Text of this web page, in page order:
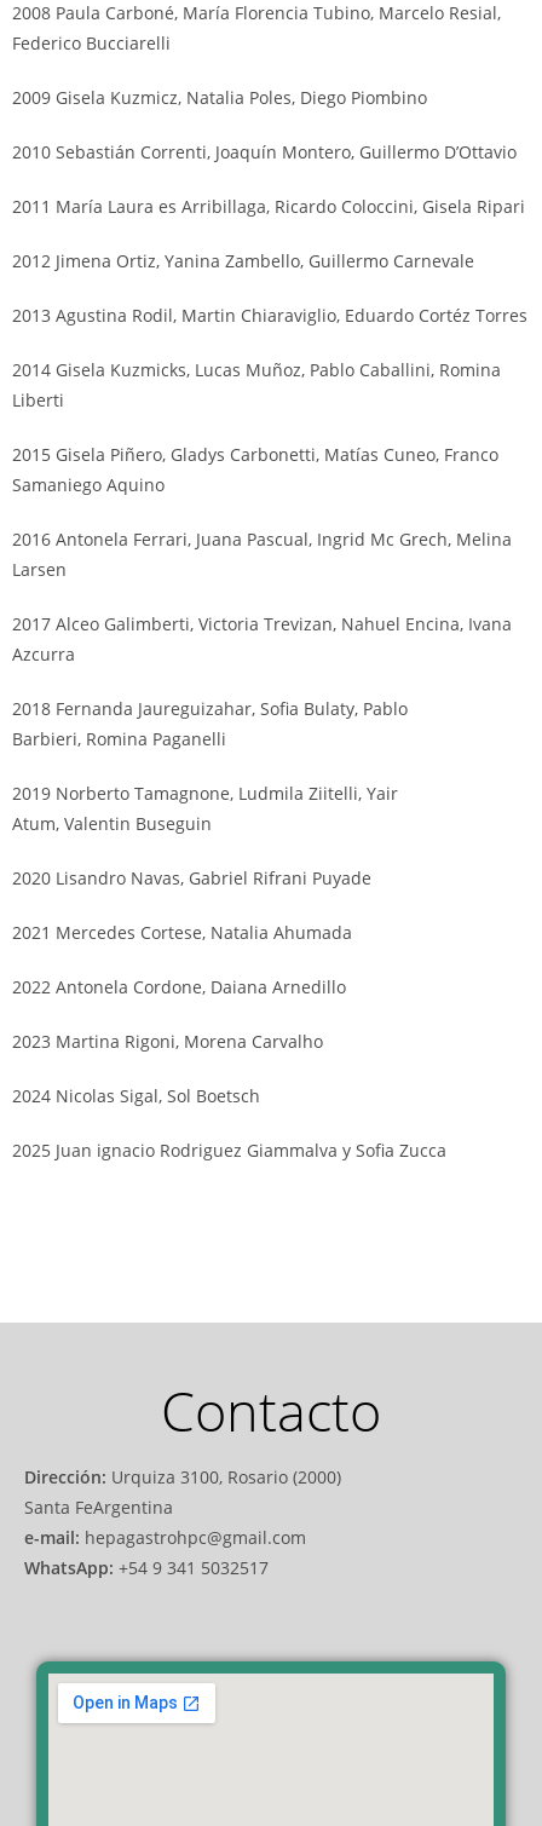
2008 Paula Carboné, María Florencia Tubino, Marcelo Resial,
Federico Bucciarelli
2009 Gisela Kuzmicz, Natalia Poles, Diego Piombino
2010 Sebastián Correnti, Joaquín Montero, Guillermo D’Ottavio
2011 María Laura es Arribillaga, Ricardo Coloccini, Gisela Ripari
2012 Jimena Ortiz, Yanina Zambello, Guillermo Carnevale
2013 Agustina Rodil, Martin Chiaraviglio, Eduardo Cortéz Torres
2014 Gisela Kuzmicks, Lucas Muñoz, Pablo Caballini, Romina
Liberti
2015 Gisela Piñero, Gladys Carbonetti, Matías Cuneo, Franco
Samaniego Aquino
2016 Antonela Ferrari, Juana Pascual, Ingrid Mc Grech, Melina
Larsen
2017 Alceo Galimberti, Victoria Trevizan, Nahuel Encina, Ivana
Azcurra
2018 Fernanda Jaureguizahar, Sofia Bulaty, Pablo
Barbieri, Romina Paganelli
2019 Norberto Tamagnone, Ludmila Ziitelli, Yair
Atum, Valentin Buseguin
2020 Lisandro Navas, Gabriel Rifrani Puyade
2021 Mercedes Cortese, Natalia Ahumada
2022 Antonela Cordone, Daiana Arnedillo
2023 Martina Rigoni, Morena Carvalho
2024 Nicolas Sigal, Sol Boetsch
2025 Juan ignacio Rodriguez Giammalva y Sofia Zucca
Contacto
Dirección: Urquiza 3100, Rosario (2000)
Santa FeArgentina
e-mail: hepagastrohpc@gmail.com
WhatsApp: +54 9 341 5032517